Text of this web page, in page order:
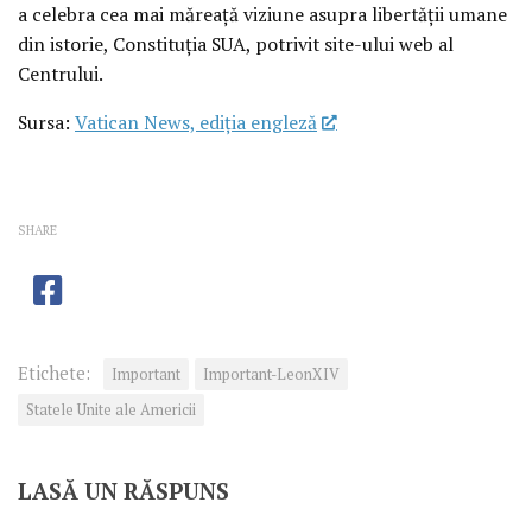
a celebra cea mai măreață viziune asupra libertății umane
din istorie, Constituția SUA, potrivit site-ului web al
Centrului.
Sursa: Vatican News, ediția engleză
SHARE
Etichete: Important
Important-LeonXIV
Statele Unite ale Americii
LASĂ UN RĂSPUNS